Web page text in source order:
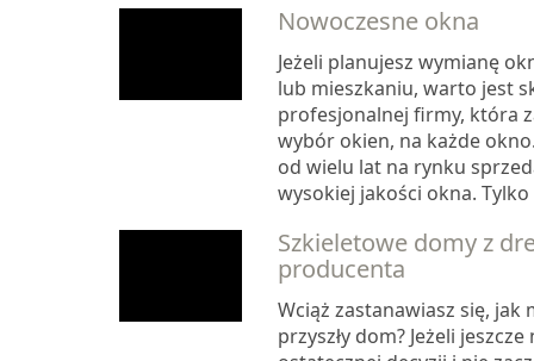
Nowoczesne okna
Jeżeli planujesz wymianę
lub mieszkaniu, warto jest
profesjonalnej firmy, która
wybór okien, na każde
od wielu lat na rynku
wysokiej jakości okna.
Szkieletowe domy z
producenta
Wciąż zastanawiasz się, jak
przyszły dom? Jeżeli jeszcze